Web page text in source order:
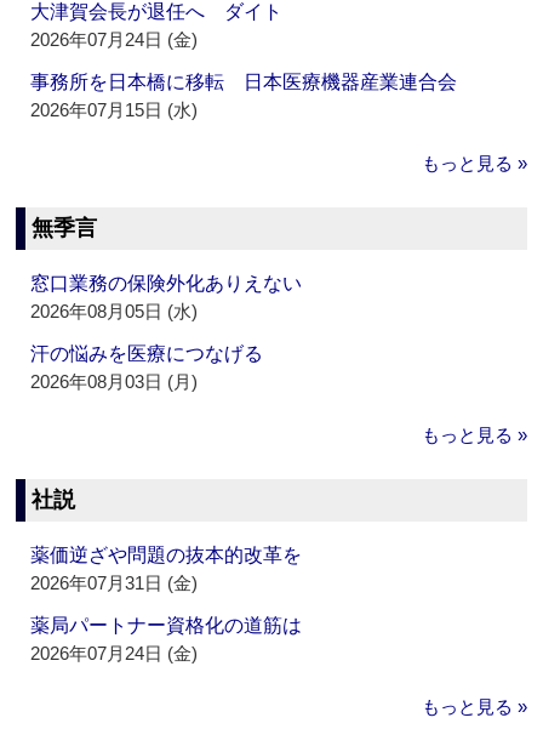
大津賀会長が退任へ ダイト
2026年07月24日 (金)
事務所を日本橋に移転 日本医療機器産業連合会
2026年07月15日 (水)
もっと見る »
無季言
窓口業務の保険外化ありえない
2026年08月05日 (水)
汗の悩みを医療につなげる
2026年08月03日 (月)
もっと見る »
社説
薬価逆ざや問題の抜本的改革を
2026年07月31日 (金)
薬局パートナー資格化の道筋は
2026年07月24日 (金)
もっと見る »